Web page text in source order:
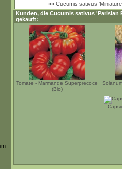
«« Cucumis sativus
Kunden, die Cucumis sativus 'Parisian
gekauft:
Tomate - Marmande Superprecoce
(Bio)